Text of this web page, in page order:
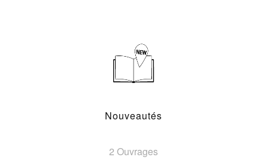
Nouveautés
2 Ouvrages